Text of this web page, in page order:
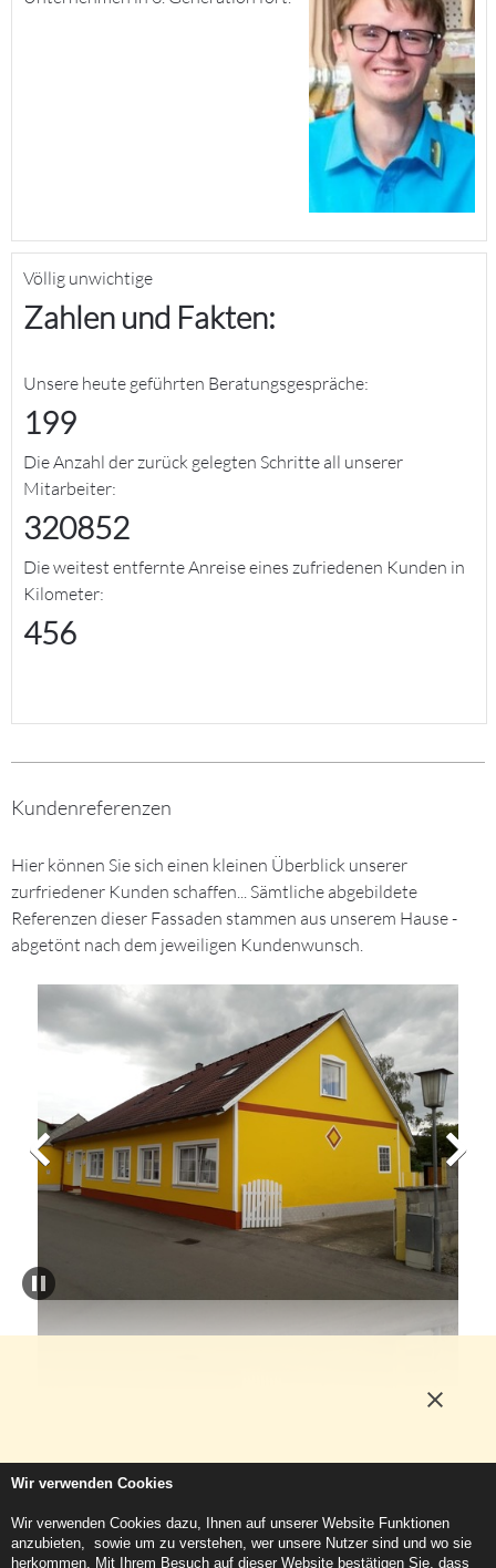
This website uses cookies.More about cookies
Völlig unwichtige
Zahlen und Fakten:
Unsere heute geführten Beratungsgespräche:
199
Die Anzahl der zurück gelegten Schritte all unserer
Mitarbeiter:
320852
Die weitest entfernte Anreise eines zufriedenen Kunden in
Kilometer:
456
Kundenreferenzen
Hier können Sie sich einen kleinen Überblick unserer
zurfriedener Kunden schaffen... Sämtliche abgebildete
Referenzen dieser Fassaden stammen aus unserem Hause -
abgetönt nach dem jeweiligen Kundenwunsch.
© 2023: FARBEN FIGL e.U. Kontakt Impressum
Newsletter
Wir verwenden Cookies
Wir verwenden Cookies dazu, Ihnen auf unserer Website Funktionen
anzubieten, sowie um zu verstehen, wer unsere Nutzer sind und wo sie
herkommen. Mit Ihrem Besuch auf dieser Website bestätigen Sie, dass